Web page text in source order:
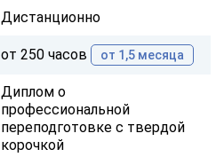
Дистанционно
от 250 часов от 1,5 месяца
Диплом о
профессиональной
переподготовке с твердой
корочкой